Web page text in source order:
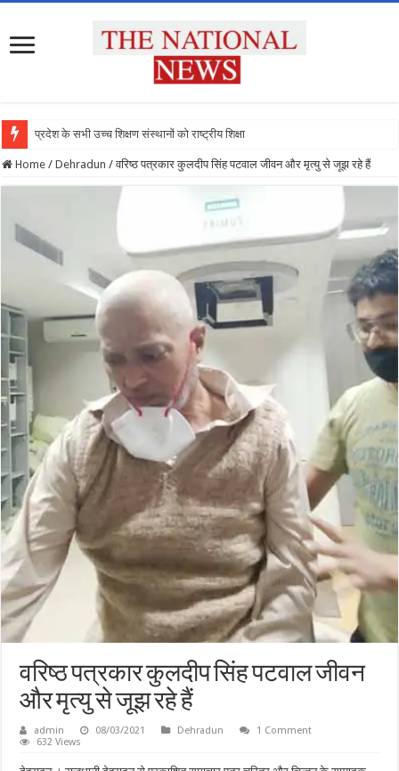
प्रदेश के सभी उच्च शिक्षण संस्थानों को राष्ट्रीय शिक्षा नीति के
Home / Dehradun / वरिष्ठ पत्रकार कुलदीप सिंह पटवाल जीवन और मृत्यु से जूझ रहे हैं
वरिष्ठ पत्रकार कुलदीप सिंह पटवाल जीवन
और मृत्यु से जूझ रहे हैं
admin 08/03/2021 Dehradun
1 Comment
632 Views